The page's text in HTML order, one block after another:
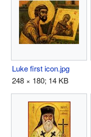
Luke first icon.jpg
248 × 180; 14 KB